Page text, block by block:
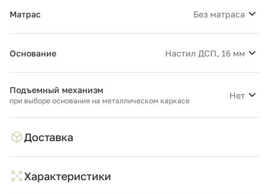
Матрас Без матраса
Основание Настил ДСП, 16 мм
Подъемный механизм
при выборе основания на металлическом каркасе
Нет
Доставка
Характеристики